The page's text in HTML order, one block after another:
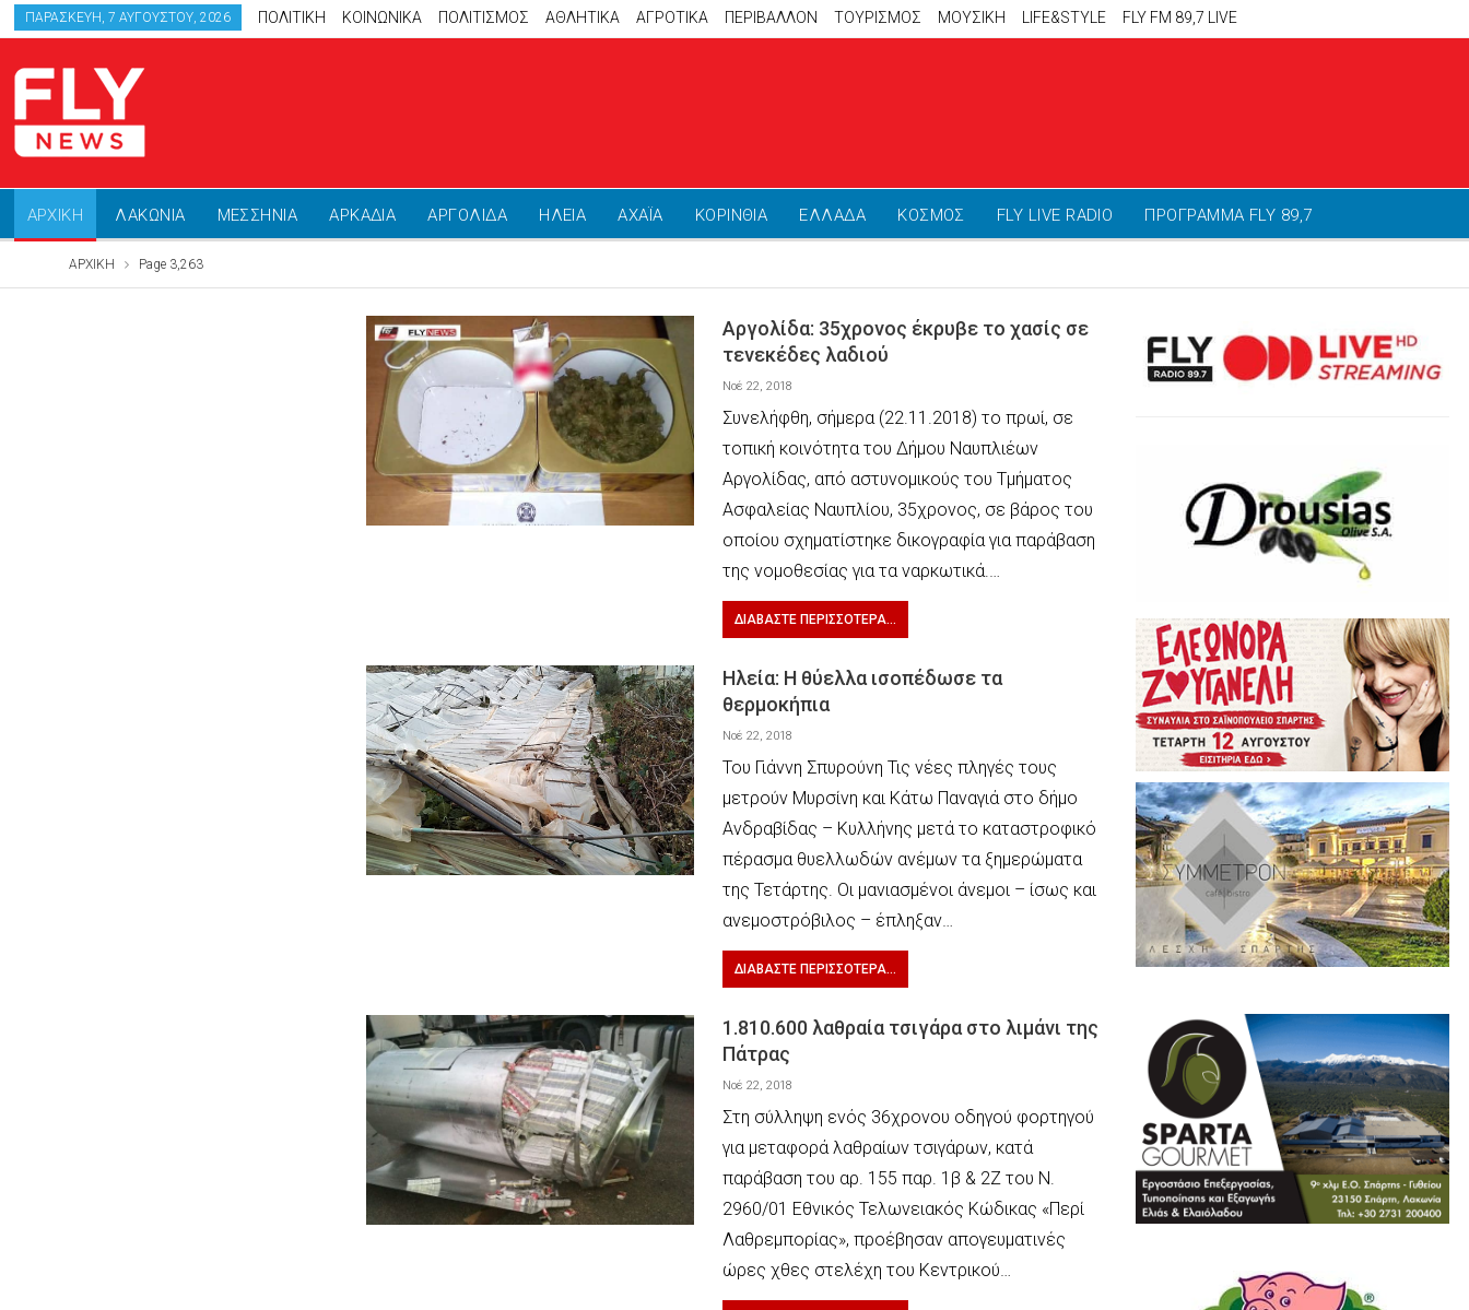
ΠΑΡΑΣΚΕΥΉ, 7 ΑΥΓΟΎΣΤΟΥ, 2026 ΠΟΛΙΤΙΚΗ ΚΟΙΝΩΝΙΚΑ ΠΟΛΙΤΙΣΜΟΣ ΑΘΛΗΤΙΚΆ ΑΓΡΟΤΙΚΑ ΠΕΡΙΒΑΛΛΟΝ ΤΟΥΡΙΣΜΟΣ ΜΟΥΣΙΚΗ LIFE&STYLE FLY FM 89,7 LIVE
ΑΡΧΙΚΗ ΛΑΚΩΝΙΑ ΜΕΣΣΗΝΙΑ ΑΡΚΑΔΙΑ ΑΡΓΟΛΙΔΑ ΗΛΕΙΑ ΑΧΑΪΑ ΚΟΡΙΝΘΙΑ ΕΛΛΑΔΑ ΚΟΣΜΟΣ FLY LIVE RADIO ΠΡΟΓΡΑΜΜΑ FLY 89,7
ΑΡΧΙΚΗ Page 3,263
Αργολίδα: 35χρονος έκρυβε το χασίς σε
τενεκέδες λαδιού
Νοέ 22, 2018
Συνελήφθη, σήμερα (22.11.2018) το πρωί, σε
τοπική κοινότητα του Δήμου Ναυπλιέων
Αργολίδας, από αστυνομικούς του Τμήματος
Ασφαλείας Ναυπλίου, 35χρονος, σε βάρος του
οποίου σχηματίστηκε δικογραφία για παράβαση
της νομοθεσίας για τα ναρκωτικά.…
ΔΙΑΒΆΣΤΕ ΠΕΡΙΣΣΌΤΕΡΑ...
Ηλεία: Η θύελλα ισοπέδωσε τα
θερμοκήπια
Νοέ 22, 2018
Του Γιάννη Σπυρούνη Τις νέες πληγές τους
μετρούν Μυρσίνη και Κάτω Παναγιά στο δήμο
Ανδραβίδας – Κυλλήνης μετά το καταστροφικό
πέρασμα θυελλωδών ανέμων τα ξημερώματα
της Τετάρτης. Οι μανιασμένοι άνεμοι – ίσως και
ανεμοστρόβιλος – έπληξαν…
ΔΙΑΒΆΣΤΕ ΠΕΡΙΣΣΌΤΕΡΑ...
1.810.600 λαθραία τσιγάρα στο λιμάνι της
Πάτρας
Νοέ 22, 2018
Στη σύλληψη ενός 36χρονου οδηγού φορτηγού
για μεταφορά λαθραίων τσιγάρων, κατά
παράβαση του αρ. 155 παρ. 1β & 2Ζ του Ν.
2960/01 Εθνικός Τελωνειακός Κώδικας «Περί
Λαθρεμπορίας», προέβησαν απογευματινές
ώρες χθες στελέχη του Κεντρικού…